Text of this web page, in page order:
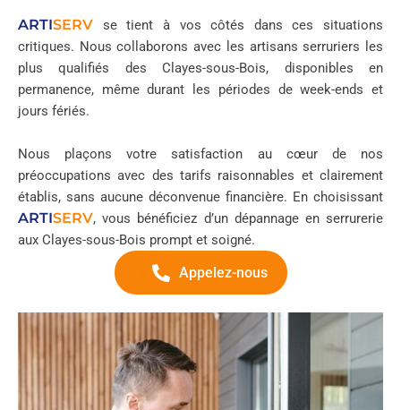
ARTISERV se tient à vos côtés dans ces situations
critiques. Nous collaborons avec les artisans serruriers les
plus qualifiés des Clayes-sous-Bois, disponibles en
permanence, même durant les périodes de week-ends et
jours fériés.
Nous plaçons votre satisfaction au cœur de nos
préoccupations avec des tarifs raisonnables et clairement
établis, sans aucune déconvenue financière. En choisissant
ARTISERV, vous bénéficiez d’un dépannage en serrurerie
aux Clayes-sous-Bois prompt et soigné.
Appelez-nous